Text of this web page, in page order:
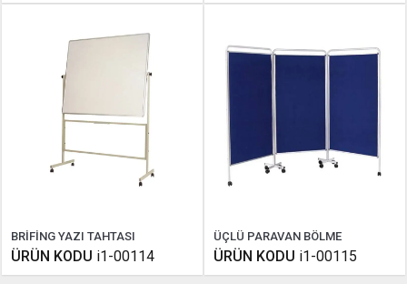
BRİFİNG YAZI TAHTASI
ÜRÜN KODU i1-00114
ÜÇLÜ PARAVAN BÖLME
ÜRÜN KODU i1-00115